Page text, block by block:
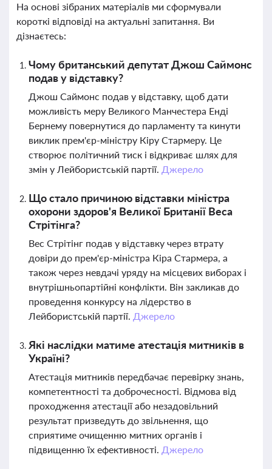
На основі зібраних матеріалів ми сформували
короткі відповіді на актуальні запитання. Ви
дізнаєтесь:
Чому британський депутат Джош Саймонс
подав у відставку?
Джош Саймонс подав у відставку, щоб дати
можливість меру Великого Манчестера Енді
Бернему повернутися до парламенту та кинути
виклик прем'єр-міністру Кіру Стармеру. Це
створює політичний тиск і відкриває шлях для
змін у Лейбористській партії. Джерело
Що стало причиною відставки міністра
охорони здоров'я Великої Британії Веса
Стрітінга?
Вес Стрітінг подав у відставку через втрату
довіри до прем'єр-міністра Кіра Стармера, а
також через невдачі уряду на місцевих виборах і
внутрішньопартійні конфлікти. Він закликав до
проведення конкурсу на лідерство в
Лейбористській партії. Джерело
Які наслідки матиме атестація митників в
Україні?
Атестація митників передбачає перевірку знань,
компетентності та доброчесності. Відмова від
проходження атестації або незадовільний
результат призведуть до звільнення, що
сприятиме очищенню митних органів і
підвищенню їх ефективності. Джерело